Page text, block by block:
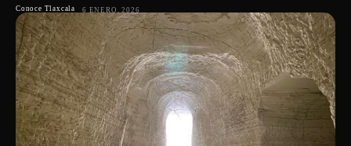
Conoce Tlaxcala 6 ENERO, 2026